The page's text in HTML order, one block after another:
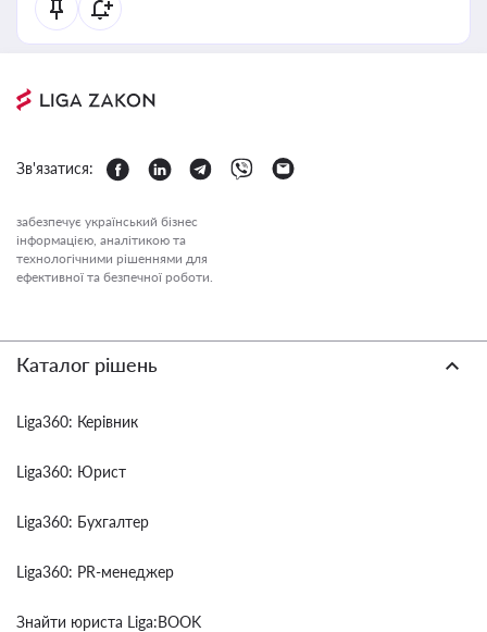
Зв'язатися:
забезпечує український бізнес
інформацією, аналітикою та
технологічними рішеннями для
ефективної та безпечної роботи.
Каталог рішень
Liga360: Керівник
Liga360: Юрист
Liga360: Бухгалтер
Liga360: PR-менеджер
Знайти юриста Liga:BOOK